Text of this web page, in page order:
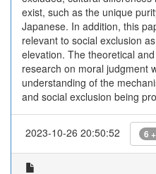
exist, such as the unique
Japanese. In addition, this
relevant to social exclusion
elevation. The theoretical
research on moral judgment
understanding of the
and social exclusion being
2023-10-26 20:50:52 6